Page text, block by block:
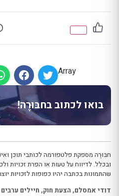
Array
בואו לכתוב בחבּוּרֶה!
חבּוּרֶה מספקת פלטפורמה לכותבי תוכן
ובכלל. לדיווח על טעות או הפרת זכויות
שהתמונות בכתבה יהיו כפופות לזכויות
דודי אמסלם, הצעת חוק, חיילים ערבים